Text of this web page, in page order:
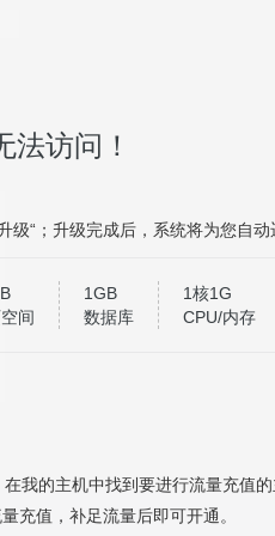
访问！
“；升级完成后，系统将为您自动
间
1GB
数据库
1核1G
CPU/内存
在我的主机中找到要进行流量充值
充值，补足流量后即可开通。